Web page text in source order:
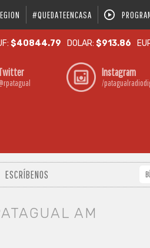
#QUEDATEENCASA
$40844.79 DOLAR:$913.86
Instagram
/
ESCRÍBENOS
AM